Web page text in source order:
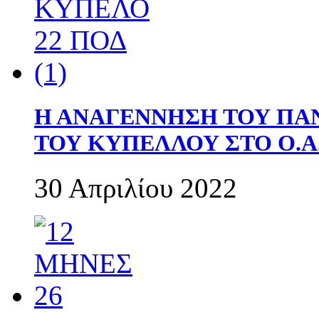
Η ΑΝΑΓΕΝΝΗΣΗ ΤΟΥ
ΤΟΥ ΚΥΠΕΛΛΟΥ ΣΤΟ
30 Απριλίου 2022